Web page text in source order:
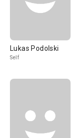
Lukas Podolski
Self